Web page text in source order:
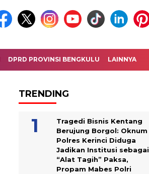
DPRD PROVINSI BENGKULU LAINNYA
TRENDING
Tragedi Bisnis Kentang
Berujung Borgol: Oknum
Polres Kerinci Diduga
Jadikan Institusi sebagai
“Alat Tagih” Paksa,
Propam Mabes Polri